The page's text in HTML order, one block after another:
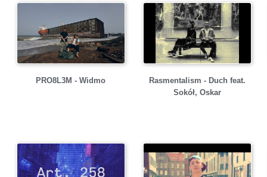
PRO8L3M - Widmo
Rasmentalism - Duch feat.
Sokół, Oskar